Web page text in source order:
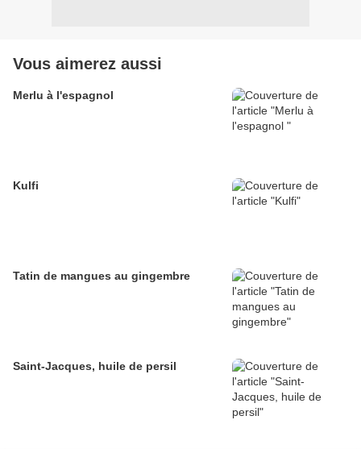
Vous aimerez aussi
Merlu à l'espagnol
Kulfi
Tatin de mangues au gingembre
Saint-Jacques, huile de persil